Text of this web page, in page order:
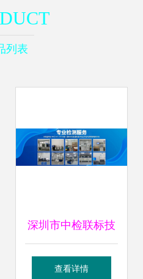
列表
深圳市中检联标技
术服务有限公司 专
查看详情